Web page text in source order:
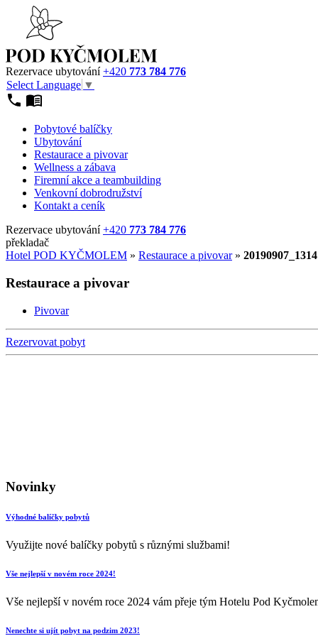
Rezervace ubytování+420 773 784 776
Select Language ▼
Pobytové balíčky
Ubytování
Restaurace a pivovar
Wellness a zábava
Firemní akce a teambuilding
Venkovní dobrodružství
Kontakt a ceník
Rezervace ubytování+420 773 784 776
překladač
Hotel POD KYČMOLEM » Restaurace a pivovar»
Restaurace a pivovar
Pivovar
Rezervovat pobyt
Novinky
Výhodné balíčky pobytů
Využijte nové balíčky pobytů s různými službami!
Vše nejlepší v novém roce 2024!
Vše nejlepší v novém roce 2024 vám přeje tým Hotelu Pod
Nenechte si ujít pobyt na podzim 2023!